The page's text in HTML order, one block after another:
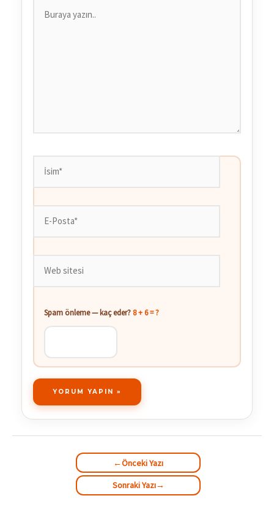
Spam önleme — kaç eder?8 + 6 = ?
←Önceki Yazı
Sonraki Yazı→